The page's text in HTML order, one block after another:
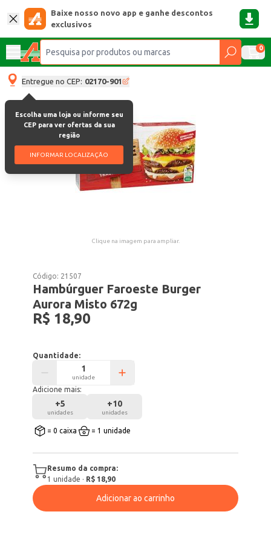
Baixe nosso novo app e ganhe descontos
exclusivos
0
Entregue no CEP: 02170-901
Escolha uma loja ou informe seu
CEP para ver ofertas da sua
região
INFORMAR LOCALIZAÇÃO
Clique na imagem para ampliar.
Código: 21507
Hambúrguer Faroeste Burger
Aurora Misto 672g
R$ 18,90
Quantidade:
unidade
Adicione mais:
+5
unidades
+10
unidades
= 0 caixa = 1 unidade
Resumo da compra:
1 unidade · R$ 18,90
Adicionar ao carrinho